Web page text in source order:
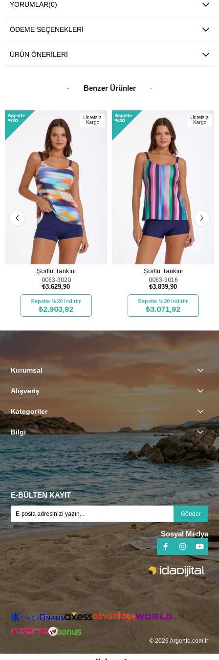
YORUMLAR(0)
ÖDEME SEÇENEKLERI
ÜRÜN ÖNERILERI
Benzer Ürünler
Sepette
%20
Ücretsiz
Kargo
Şortlu Tankini
0063-3020
₺3.629,90
Sepette %20 İndirim
₺2.903,92
SEPETE EKLE
Sepette
%20
Ücretsiz
Kargo
Şortlu Tankini
0063-3016
₺3.839,90
Sepette %20 İndirim
₺3.071,92
SEPETE EKLE
Kurumsal
Alışveriş
Kategoriler
Bilgi
E-BÜLTEN KAYIT
Gönder
Sosyal Medya
© 2026 Argento.com.tr